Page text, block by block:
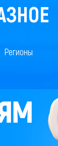
Регионы